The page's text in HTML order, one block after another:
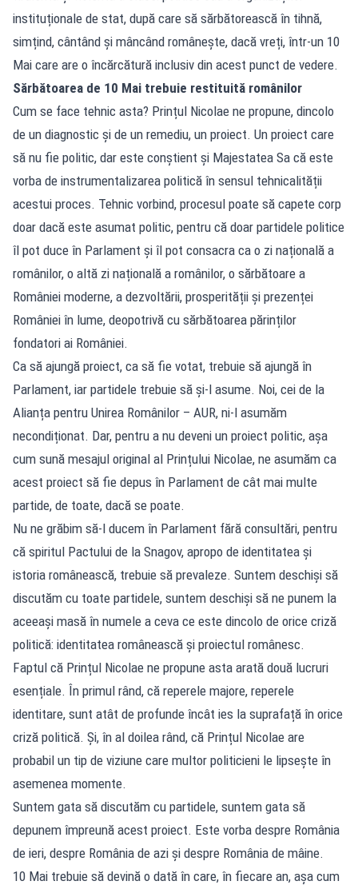
instituționale de stat, după care să sărbătorească în tihnă,
simțind, cântând și mâncând românește, dacă vreți, într-un 10
Mai care are o încărcătură inclusiv din acest punct de vedere.
Sărbătoarea de 10 Mai trebuie restituită românilor
Cum se face tehnic asta? Prințul Nicolae ne propune, dincolo
de un diagnostic și de un remediu, un proiect. Un proiect care
să nu fie politic, dar este conștient și Majestatea Sa că este
vorba de instrumentalizarea politică în sensul tehnicalității
acestui proces. Tehnic vorbind, procesul poate să capete corp
doar dacă este asumat politic, pentru că doar partidele politice
îl pot duce în Parlament și îl pot consacra ca o zi națională a
românilor, o altă zi națională a românilor, o sărbătoare a
României moderne, a dezvoltării, prosperității și prezenței
României în lume, deopotrivă cu sărbătoarea părinților
fondatori ai României.
Ca să ajungă proiect, ca să fie votat, trebuie să ajungă în
Parlament, iar partidele trebuie să și-l asume. Noi, cei de la
Alianța pentru Unirea Românilor – AUR, ni-l asumăm
necondiționat. Dar, pentru a nu deveni un proiect politic, așa
cum sună mesajul original al Prințului Nicolae, ne asumăm ca
acest proiect să fie depus în Parlament de cât mai multe
partide, de toate, dacă se poate.
Nu ne grăbim să-l ducem în Parlament fără consultări, pentru
că spiritul Pactului de la Snagov, apropo de identitatea și
istoria românească, trebuie să prevaleze. Suntem deschiși să
discutăm cu toate partidele, suntem deschiși să ne punem la
aceeași masă în numele a ceva ce este dincolo de orice criză
politică: identitatea românească și proiectul românesc.
Faptul că Prințul Nicolae ne propune asta arată două lucruri
esențiale. În primul rând, că reperele majore, reperele
identitare, sunt atât de profunde încât ies la suprafață în orice
criză politică. Și, în al doilea rând, că Prințul Nicolae are
probabil un tip de viziune care multor politicieni le lipsește în
asemenea momente.
Suntem gata să discutăm cu partidele, suntem gata să
depunem împreună acest proiect. Este vorba despre România
de ieri, despre România de azi și despre România de mâine.
10 Mai trebuie să devină o dată în care, în fiecare an, așa cum